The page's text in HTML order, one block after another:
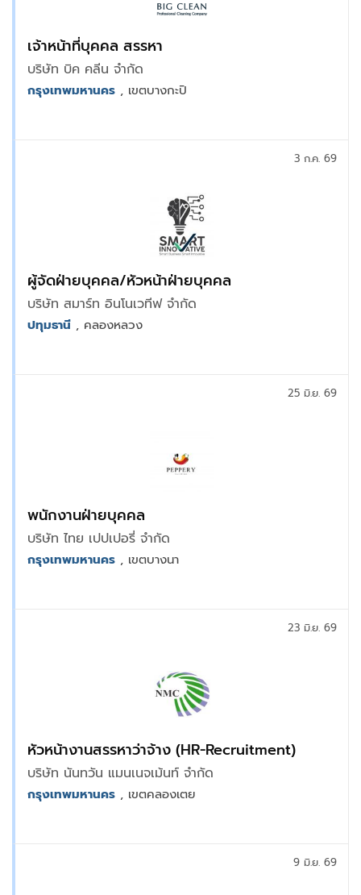
เจ้าหน้าที่บุคคล สรรหา
บริษัท บิค คลีน จำกัด
กรุงเทพมหานคร , เขตบางกะปิ
ผู้จัดฝ่ายบุคคล/หัวหน้าฝ่ายบุคคล
บริษัท สมาร์ท อินโนเวทีฟ จำกัด
3 ก.ค. 69
ปทุมธานี , คลองหลวง
พนักงานฝ่ายบุคคล
บริษัท ไทย เปปเปอรี่ จำกัด
25 มิ.ย. 69
กรุงเทพมหานคร , เขตบางนา
หัวหน้างานสรรหาว่าจ้าง (HR-Recruitment)
บริษัท นันทวัน แมนเนจเม้นท์ จำกัด
23 มิ.ย. 69
กรุงเทพมหานคร , เขตคลองเตย
9 มิ.ย. 69